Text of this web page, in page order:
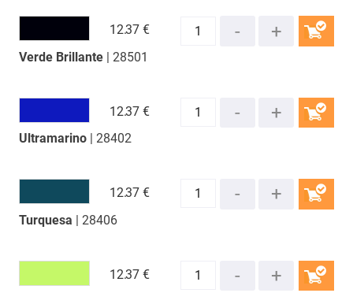
Verde Brillante| 28501
12.37 €
Ultramarino| 28402
12.37 €
Turquesa | 28406
12.37 €
12.37 €